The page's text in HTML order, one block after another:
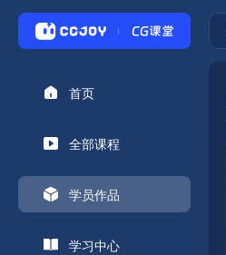
首页
全部课程
学员作品
学习中心